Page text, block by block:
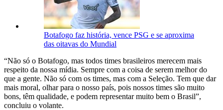
Botafogo faz história, vence PSG e se aproxima
das oitavas do Mundial
“Não só o Botafogo, mas todos times brasileiros merecem mais
respeito da nossa mídia. Sempre com a coisa de serem melhor do
que a gente. Não só com os times, mas com a Seleção. Tem que dar
mais moral, olhar para o nosso país, pois nossos times são muito
bons, têm qualidade, e podem representar muito bem o Brasil”,
concluiu o volante.